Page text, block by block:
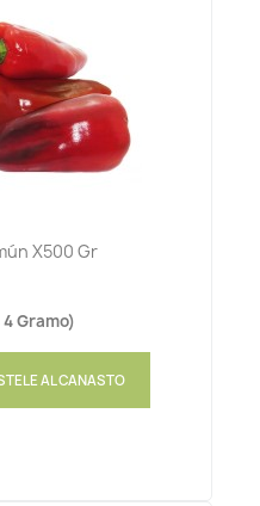
X500 Gr
4 Gramo)
AL CANASTO